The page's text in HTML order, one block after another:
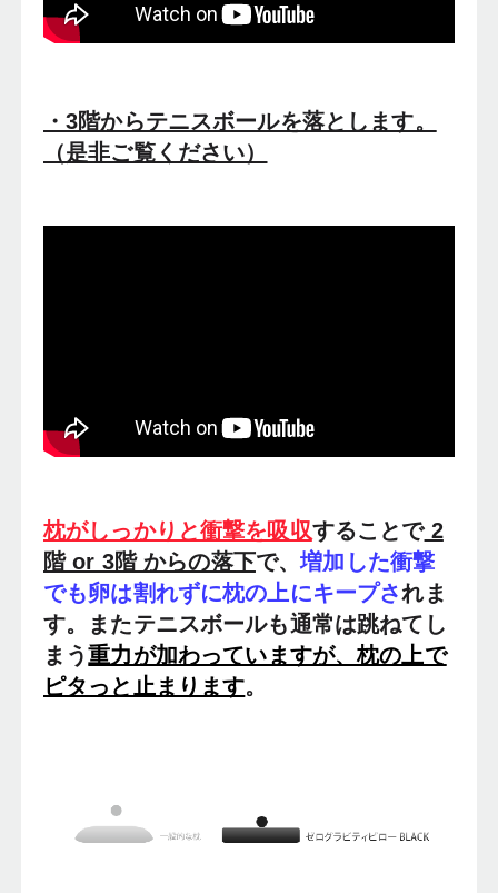
・3階からテニスボールを落とします。
（是非ご覧ください）
枕がしっかりと衝撃を吸収することで2
階 or 3階 からの落下で、増加した衝撃
でも卵は割れずに枕の上にキープされま
す。またテニスボールも通常は跳ねてし
まう重力が加わっていますが、枕の上で
ピタっと止まります。